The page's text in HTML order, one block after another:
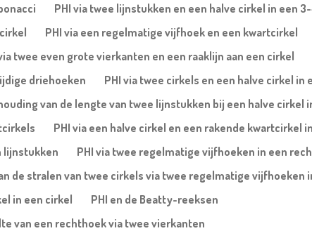
PHI via twee lijnstukken en een halve cirkel in een
PHI via een regelmatige vijfhoek en een kwartcirkel
twee even grote vierkanten en een raaklijn aan een cirkel
driehoeken
PHI via twee cirkels en een halve cirkel in
van de lengte van twee lijnstukken bij een halve cirkel
PHI via een halve cirkel en een rakende kwartcirkel
lijnstukken
PHI via twee regelmatige vijfhoeken in een
de stralen van twee cirkels via twee regelmatige vijfhoeken
in een cirkel
PHI en de Beatty-reeksen
van een rechthoek via twee vierkanten